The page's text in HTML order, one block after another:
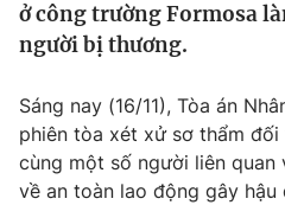
Thế giới
Thế giới đó đây
Câu chuyện quốc tế
Kinh tế
Tài chính
Dữ liệu và đời sống
ở công trường Formosa
người bị thương.
Sáng nay (16/11), Tòa án
phiên tòa xét xử sơ thẩm
cùng một số người liên
về an toàn lao động gây hậu